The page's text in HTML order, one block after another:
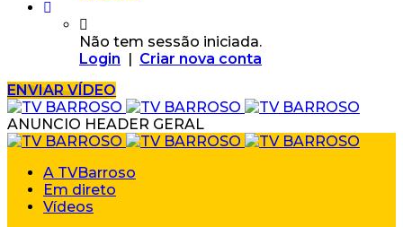
Não tem sessão iniciada.
Login | Criar nova conta
ENVIAR VÍDEO
ANUNCIO HEADER GERAL
A TVBarroso
Em direto
Vídeos